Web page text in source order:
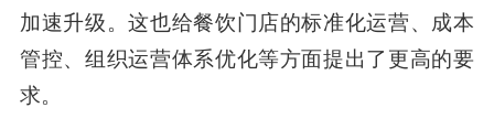
加速升级。这也给餐饮门店的标准化运营、成本
管控、组织运营体系优化等方面提出了更高的要
求。